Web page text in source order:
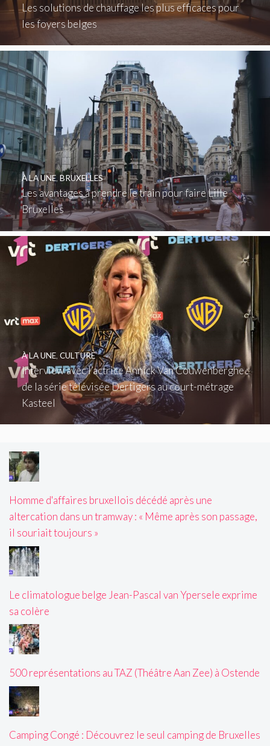
Les solutions de chauffage les plus efficaces pour
les foyers belges
Les avantages à prendre le train pour faire Lille
Bruxelles
À LA UNE, BRUXELLES
Interview avec l’actrice Annick Van Couwenberghe :
de la série télévisée Dertigers au court-métrage
Kasteel
À LA UNE, CULTURE
Homme d'affaires bruxellois décédé après une
altercation dans un tramway : « Même après son passage,
il souriait toujours »
Le climatologue belge Jean-Pascal van Ypersele exprime
sa colère
500 représentations au TAZ (Théâtre Aan Zee) à Ostende
Camping Congé : Découvrez le seul camping de Bruxelles